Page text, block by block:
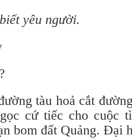
yêu người.
tàu hoả cắt
cứ tiếc cho cuộc
bom đất Quảng. Đại